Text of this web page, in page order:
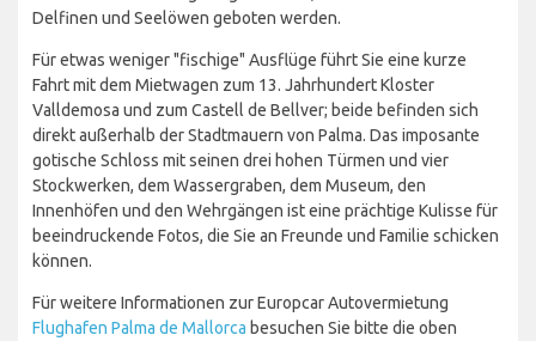
Delfinen und Seelöwen geboten werden.
Für etwas weniger "fischige" Ausflüge führt Sie eine kurze
Fahrt mit dem Mietwagen zum 13. Jahrhundert Kloster
Valldemosa und zum Castell de Bellver; beide befinden sich
direkt außerhalb der Stadtmauern von Palma. Das imposante
gotische Schloss mit seinen drei hohen Türmen und vier
Stockwerken, dem Wassergraben, dem Museum, den
Innenhöfen und den Wehrgängen ist eine prächtige Kulisse für
beeindruckende Fotos, die Sie an Freunde und Familie schicken
können.
Für weitere Informationen zur Europcar Autovermietung
Flughafen Palma de Mallorca besuchen Sie bitte die oben